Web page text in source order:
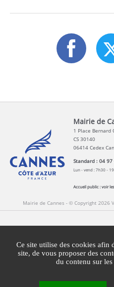
Mairie de
1 Place Bernard
CS 30140
06414 Cedex
Standard : 04
Lun - vend : 7h30 -
Accueil public :voir
Mairie de Cannes - © Copyright 2026
Mentions légales
Plan du site
Ce site utilise des cookies afin
site, de vous proposer des
du contenu sur